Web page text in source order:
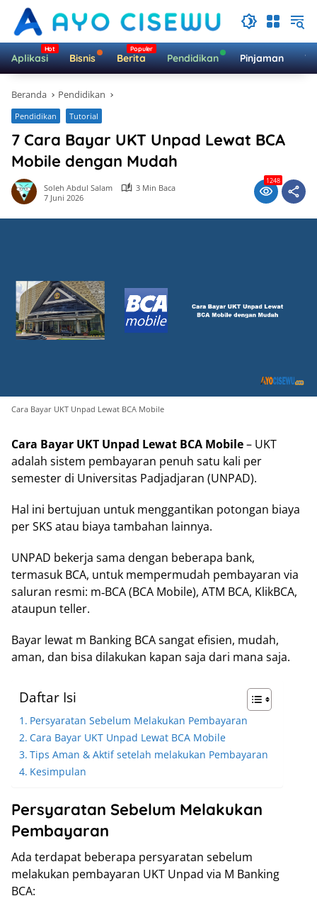
Langsung
konten
Aplikasi Bisnis Berita Pendidikan Pinjaman
Beranda Pendidikan
Pendidikan Tutorial
7 Cara Bayar UKT Unpad Lewat BCA
Mobile dengan Mudah
Soleh Abdul Salam
3 Min Baca
7 Juni 2026
1248
Cara Bayar UKT Unpad Lewat BCA Mobile
Cara Bayar UKT Unpad Lewat BCA Mobile– UKT
adalah sistem pembayaran penuh satu kali per
semester di Universitas Padjadjaran (UNPAD).
Hal ini bertujuan untuk menggantikan potongan biaya
per SKS atau biaya tambahan lainnya.
UNPAD bekerja sama dengan beberapa bank,
termasuk BCA, untuk mempermudah pembayaran via
saluran resmi: m‑BCA (BCA Mobile), ATM BCA, KlikBCA,
ataupun teller.
Bayar lewat m Banking BCA sangat efisien, mudah,
aman, dan bisa dilakukan kapan saja dari mana saja.
Daftar Isi
Persyaratan Sebelum Melakukan Pembayaran
Cara Bayar UKT Unpad Lewat BCA Mobile
Tips Aman & Aktif setelah melakukan Pembayaran
Kesimpulan
Persyaratan Sebelum Melakukan
Pembayaran
Ada terdapat beberapa persyaratan sebelum
melakukan pembayaran UKT Unpad via M Banking
BCA: